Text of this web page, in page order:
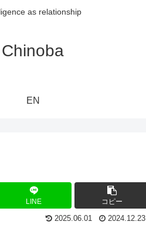
as relationship
Chinoba
EN
LINE コピー
2025.06.01 2024.12.23